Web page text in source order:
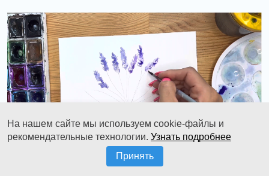
На нашем сайте мы используем cookie-файлы и
рекомендательные технологии. Узнать подробнее
Принять